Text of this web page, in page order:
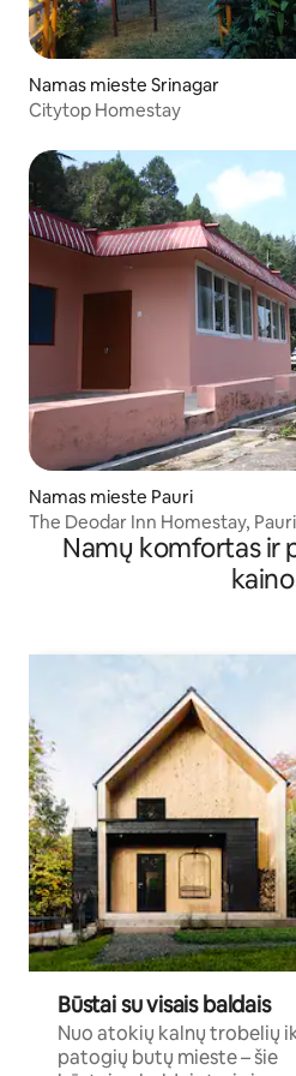
Namas mieste Srinagar
Citytop Homestay
Namas mieste Pauri
The Deodar Inn Homestay,
Namų komfortas ir
Būstai su visais baldais
Nuo atokių kalnų trobelių
patogių butų mieste – šie